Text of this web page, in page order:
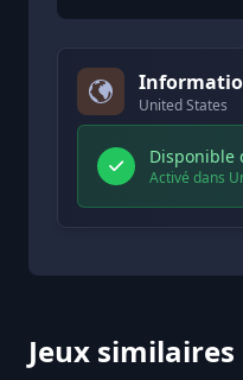
United States
Disponible
Activé dans
Jeux similaires